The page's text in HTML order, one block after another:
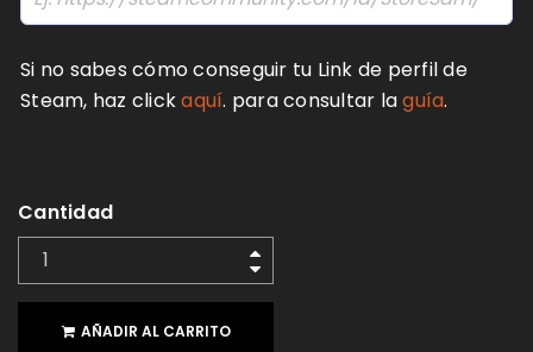
Si no sabes cómo conseguir tu Link de perfil de
Steam, haz clickaquí. para consultar laguía.
Cantidad
AÑADIR AL CARRITO